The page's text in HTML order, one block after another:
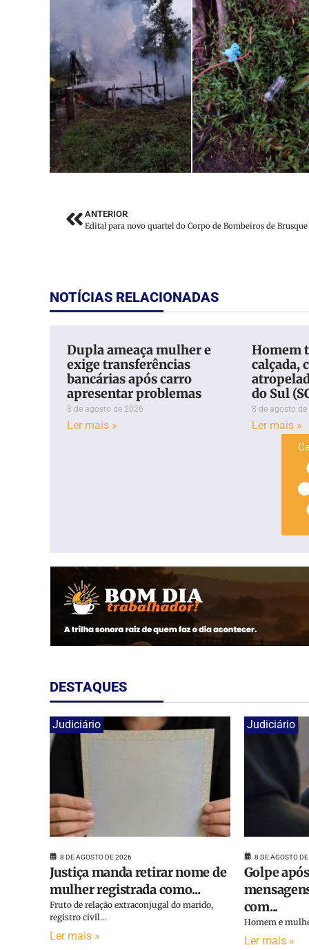
ANTERIOR
NOTÍCIAS RELACIONADAS
Dupla ameaça mulher e
exige transferências
bancárias após carro
apresentar problemas
8 de agosto de 2026
Ler mais »
Homem
calçada,
do Sul
8 de agosto
Ler mais »
DESTAQUES
Judiciário
8 DE AGOSTO DE 2026
Justiça manda retirar nome de
mulher registrada como...
Fruto de relação extraconjugal do marido,
registro civil...
Ler mais »
Judiciário
8 DE AGOSTO
Golpe
com...
Homem e
Ler mais »